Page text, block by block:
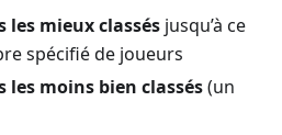
les mieux classés jusqu’à ce
spécifié de joueurs
les moins bien classés(un